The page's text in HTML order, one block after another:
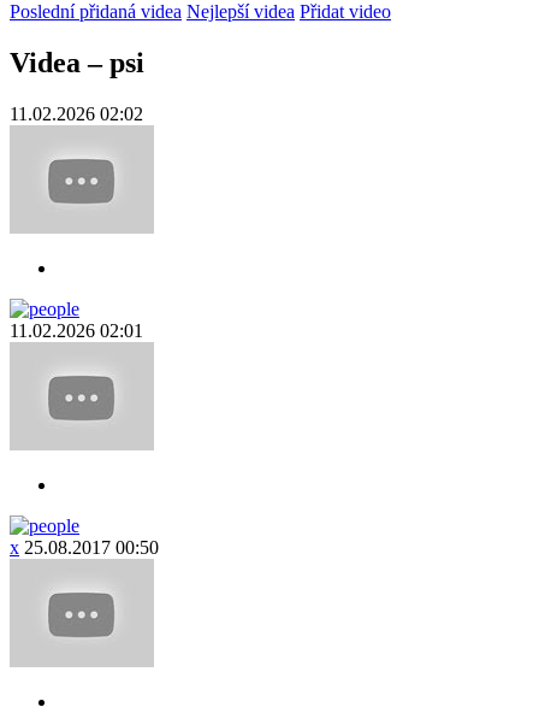
Poslední přidaná videa Nejlepší videa Přidat video
Videa – psi
11.02.2026 02:02
11.02.2026 02:01
x 25.08.2017 00:50